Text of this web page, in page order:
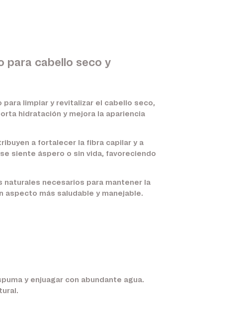
para cabello seco y
para limpiar y revitalizar el cabello seco,
hidratación y mejora la apariencia
a fortalecer la fibra capilar y a
siente áspero o sin vida, favoreciendo
necesarios para mantener la
aspecto más saludable y manejable.
y enjuagar con abundante agua.